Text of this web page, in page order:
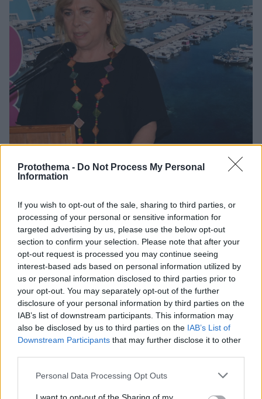
Protothema - Do Not Process My Personal
Information
If you wish to opt-out of the sale, sharing to third parties, or
processing of your personal or sensitive information for
targeted advertising by us, please use the below opt-out
section to confirm your selection. Please note that after your
opt-out request is processed you may continue seeing
interest-based ads based on personal information utilized by
us or personal information disclosed to third parties prior to
your opt-out. You may separately opt-out of the further
disclosure of your personal information by third parties on the
IAB’s list of downstream participants. This information may
also be disclosed by us to third parties on the IAB’s List of
Downstream Participants that may further disclose it to other
Please note that this website/app uses one or more Google
Personal Data Processing Opt Outs
Σίλα Αλεξίου: «Ήρθε η ώρα, να εκσυγχρονίσουμε την
Αίγινα, διατηρώντας την ταυτότητα και τον χαρακτήρα
της»
«Αίγινα 2028/Σχεδιάζοντας το μέλλον» ήταν ο τίτλος
της διημερίδας που οργάνωσε η υποψήφια δήμαρχος
Αίγινας, Σίλα Αλεξίου, στο νησί του Σαρωνικού
18.07.2023, 19:07